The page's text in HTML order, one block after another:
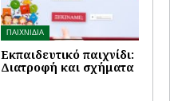
ΠΑΙΧΝΙΔΙΑ
Εκπαιδευτικό παιχνίδι:
Διατροφή και σχήματα